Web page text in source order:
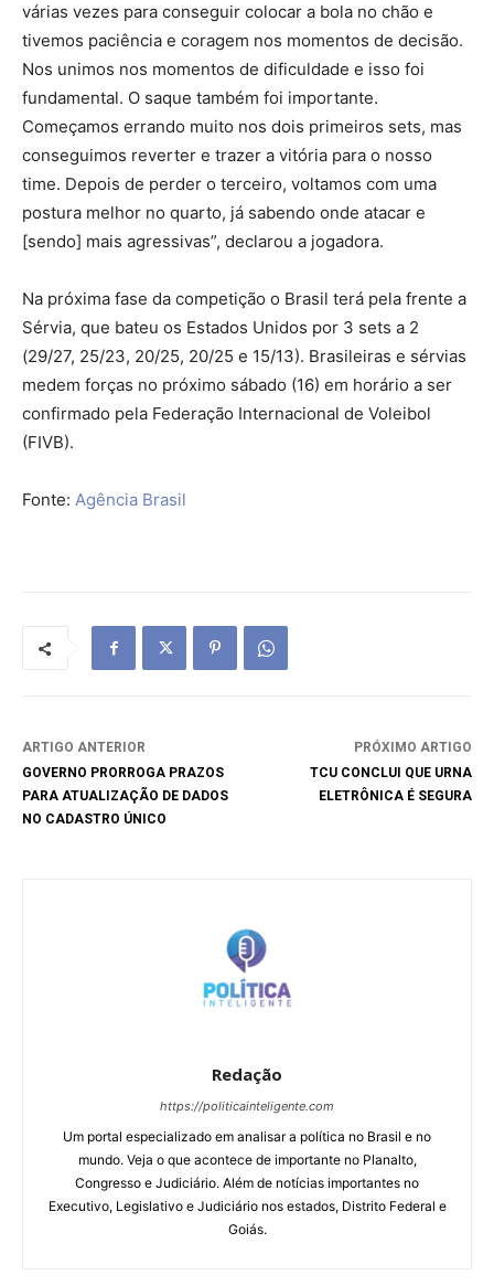
várias vezes para conseguir colocar a bola no chão e
tivemos paciência e coragem nos momentos de decisão.
Nos unimos nos momentos de dificuldade e isso foi
fundamental. O saque também foi importante.
Começamos errando muito nos dois primeiros sets, mas
conseguimos reverter e trazer a vitória para o nosso
time. Depois de perder o terceiro, voltamos com uma
postura melhor no quarto, já sabendo onde atacar e
[sendo] mais agressivas”, declarou a jogadora.
Na próxima fase da competição o Brasil terá pela frente a
Sérvia, que bateu os Estados Unidos por 3 sets a 2
(29/27, 25/23, 20/25, 20/25 e 15/13). Brasileiras e sérvias
medem forças no próximo sábado (16) em horário a ser
confirmado pela Federação Internacional de Voleibol
(FIVB).
Fonte: Agência Brasil
ARTIGO ANTERIOR
GOVERNO PRORROGA PRAZOS
PARA ATUALIZAÇÃO DE DADOS
NO CADASTRO ÚNICO
PRÓXIMO ARTIGO
TCU CONCLUI QUE URNA
ELETRÔNICA É SEGURA
Redação
https://politicainteligente.com
Um portal especializado em analisar a política no Brasil e no
mundo. Veja o que acontece de importante no Planalto,
Congresso e Judiciário. Além de notícias importantes no
Executivo, Legislativo e Judiciário nos estados, Distrito Federal e
Goiás.